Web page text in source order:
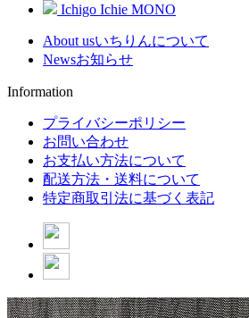
Ichigo Ichie MONO
About usいちりんについて
Newsお知らせ
Information
プライバシーポリシー
お問い合わせ
お支払い方法について
配送方法・送料について
特定商取引法に基づく表記